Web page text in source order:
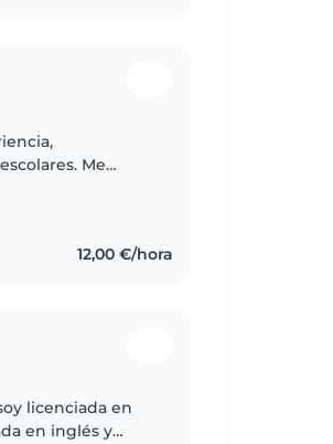
Me
12,00 €/hora
licenciada en
en inglés y